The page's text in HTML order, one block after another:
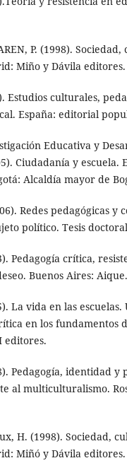
P. (1998).
Miño y Dávila editores.
Estudios culturales,
España: editorial
Educativa y
Ciudadanía y escuela.
Alcaldía mayor de
Redes pedagógicas y
político. Tesis
Pedagogía crítica,
Buenos Aires: Aique.
La vida en las
en los fundamentos
editores.
Pedagogía, identidad y
al multiculturalismo.
H. (1998). Sociedad,
Miñó y Dávila editores.